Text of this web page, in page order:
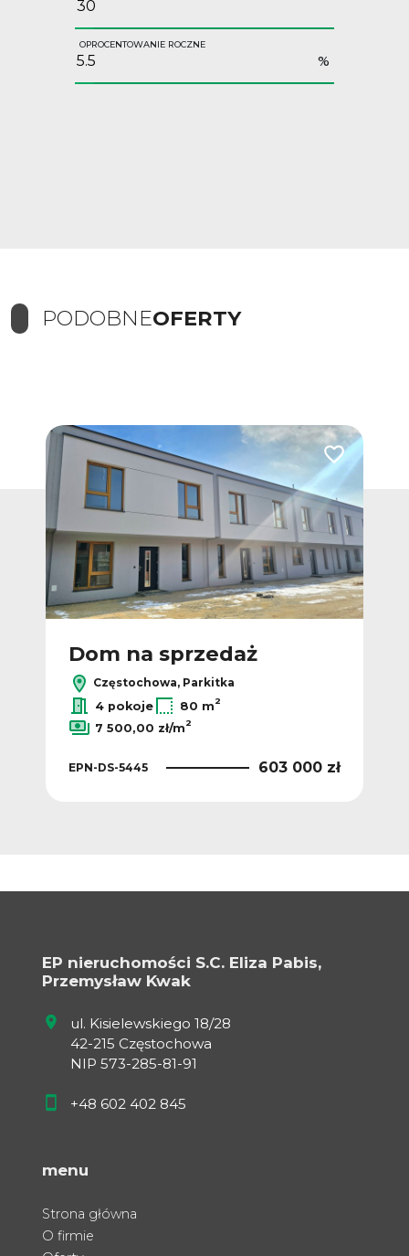
OPROCENTOWANIE ROCZNE
%
PODOBNEOFERTY
Dodaj do
Dom na sprzedaż
Częstochowa, Parkitka
4 pokoje
80 m2
7 500,00 zł/m2
EPN-DS-5445 603 000 zł
EP nieruchomości S.C. Eliza Pabis,
Przemysław Kwak
ul. Kisielewskiego 18/28
42-215 Częstochowa
NIP 573-285-81-91
+48 602 402 845
menu
Strona główna
O firmie